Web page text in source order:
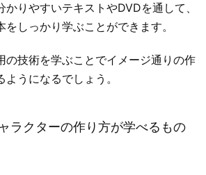
りやすいテキストやDVDを通して、
しっかり学ぶことができます。
の技術を学ぶことでイメージ通りの作
うになるでしょう。
ラクターの作り方が学べるもの